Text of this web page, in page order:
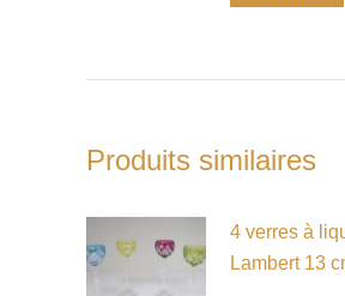
Produits similaires
4 verres à
Lambert 13